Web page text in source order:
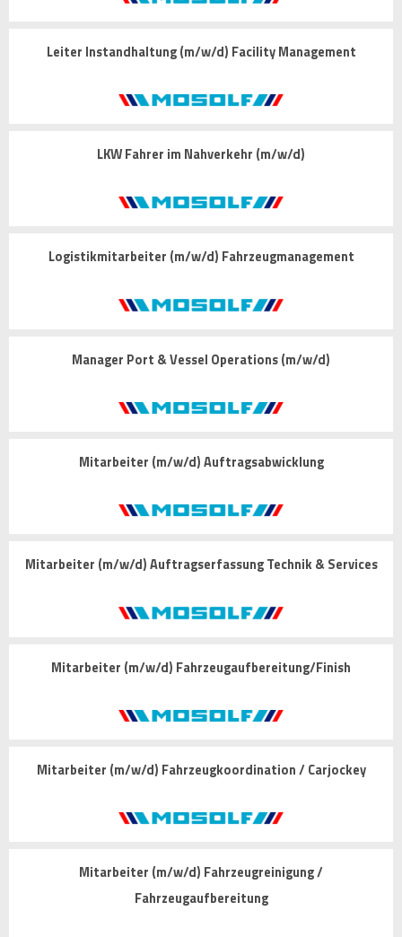
Leiter Instandhaltung (m/w/d) Facility Management
LKW Fahrer im Nahverkehr (m/w/d)
Logistikmitarbeiter (m/w/d) Fahrzeugmanagement
Manager Port & Vessel Operations (m/w/d)
Mitarbeiter (m/w/d) Auftragsabwicklung
Mitarbeiter (m/w/d) Auftragserfassung Technik & Services
Mitarbeiter (m/w/d) Fahrzeugaufbereitung/Finish
Mitarbeiter (m/w/d) Fahrzeugkoordination / Carjockey
Mitarbeiter (m/w/d) Fahrzeugreinigung /
Fahrzeugaufbereitung